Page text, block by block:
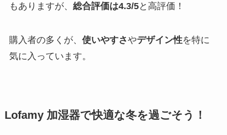
もありますが、 総合評価は4.3/5と高評価！
購入者の多くが、 使いやすさやデザイン性を特に
気に入っています。
Lofamy 加湿器で快適な冬を過ごそう！